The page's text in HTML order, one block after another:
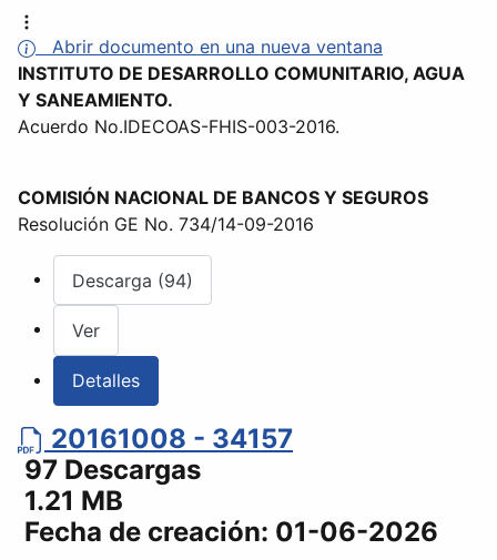
Abrir documento en una nueva ventana
INSTITUTO DE DESARROLLO COMUNITARIO, AGUA
Y SANEAMIENTO.
Acuerdo No.IDECOAS-FHIS-003-2016.
COMISIÓN NACIONAL DE BANCOS Y SEGUROS
Resolución GE No. 734/14-09-2016
Descarga (94)
Ver
Detalles
20161008 - 34157
97 Descargas
1.21 MB
Fecha de creación: 01-06-2026